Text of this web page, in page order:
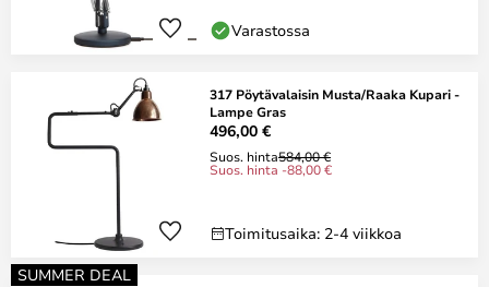
Varastossa
317 Pöytävalaisin Musta/Raaka Kupari -
Lampe Gras
496,00 €
Suos. hinta584,00 €
Suos. hinta -88,00 €
Toimitusaika: 2-4 viikkoa
SUMMER DEAL